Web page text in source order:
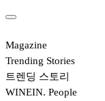
Magazine
Trending Stories
트렌딩 스토리
WINEIN. People